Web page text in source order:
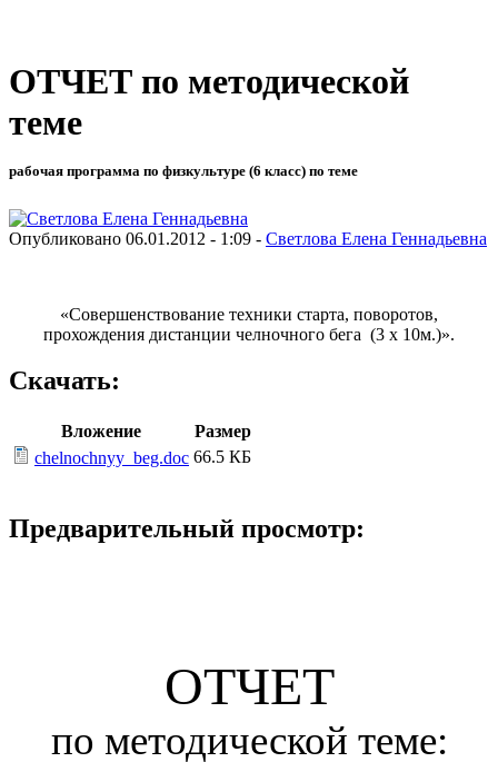
ОТЧЕТ по методической
теме
рабочая программа по физкультуре (6 класс) по теме
Опубликовано 06.01.2012 - 1:09 - Светлова Елена Геннадьевна
«Совершенствование техники старта, поворотов,
прохождения дистанции челночного бега (3 х 10м.)».
Скачать:
Вложение
Размер
chelnochnyy_beg.doc 66.5 КБ
Предварительный просмотр:
ОТЧЕТ
по методической теме: